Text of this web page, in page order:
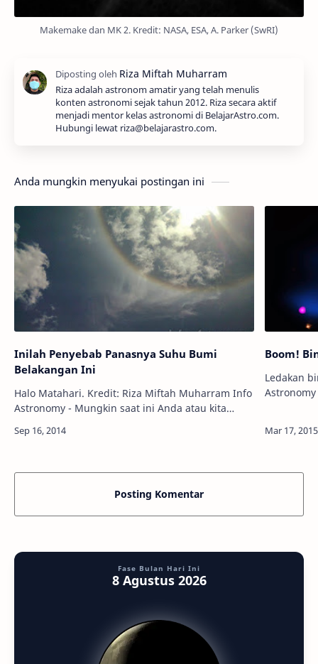
Makemake dan MK 2. Kredit: NASA, ESA, A. Parker (SwRI)
Riza adalah astronom amatir yang telah menulis
konten astronomi sejak tahun 2012. Riza secara aktif
menjadi mentor kelas astronomi di BelajarAstro.com.
Hubungi lewat riza@belajarastro.com.
Anda mungkin menyukai postingan ini
Inilah Penyebab Panasnya Suhu Bumi
Belakangan Ini
Halo Matahari. Kredit: Riza Miftah Muharram Info
Astronomy - Mungkin saat ini Anda atau kita
keluhan tentang “cuaca yang semakin
Boom!
Ledakan
menem…
Posting Komentar
Fase Bulan Hari Ini
8 Agustus 2026